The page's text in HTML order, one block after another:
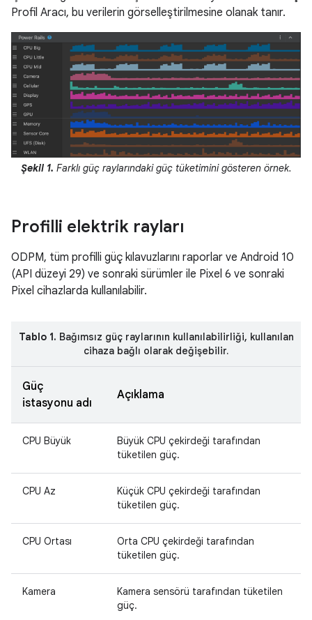
Profil Aracı, bu verilerin görselleştirilmesine olanak tanır.
Şekil 1. Farklı güç raylarındaki güç tüketimini gösteren örnek.
Profilli elektrik rayları
ODPM, tüm profilli güç kılavuzlarını raporlar ve Android 10
(API düzeyi 29) ve sonraki sürümler ile Pixel 6 ve sonraki
Pixel cihazlarda kullanılabilir.
Tablo 1. Bağımsız güç raylarının kullanılabilirliği, kullanılan
cihaza bağlı olarak değişebilir.
Güç
istasyonu adı
Açıklama
CPU Büyük
Büyük CPU çekirdeği tarafından
tüketilen güç.
CPU Az
Küçük CPU çekirdeği tarafından
tüketilen güç.
CPU Ortası
Orta CPU çekirdeği tarafından
tüketilen güç.
Kamera
Kamera sensörü tarafından tüketilen
güç.